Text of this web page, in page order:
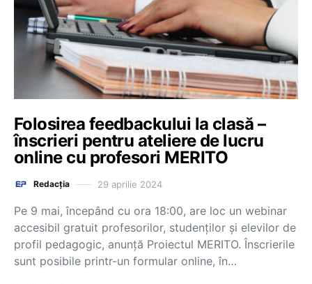
Folosirea feedbackului la clasă –
înscrieri pentru ateliere de lucru
online cu profesori MERITO
Redacția 29 aprilie 2024
Pe 9 mai, începând cu ora 18:00, are loc un webinar
accesibil gratuit profesorilor, studenților și elevilor de
profil pedagogic, anunță Proiectul MERITO. Înscrierile
sunt posibile printr-un formular online, în…